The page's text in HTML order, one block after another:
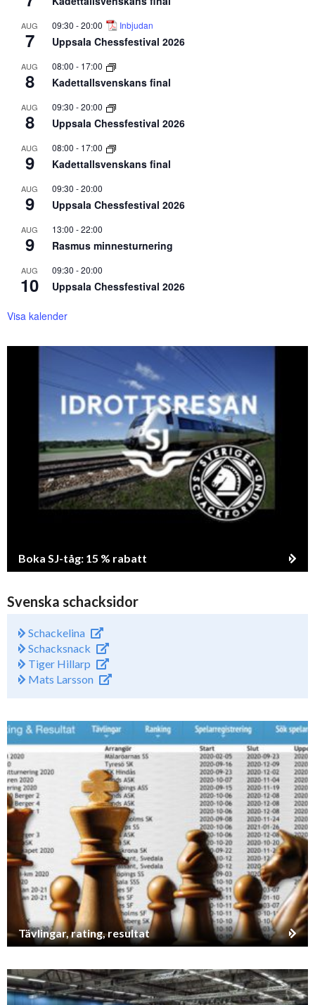
AUG
7
09:30 -20:00 Inbjudan
Uppsala Chessfestival 2026
AUG
8
08:00 - 17:00
Kadettallsvenskans final
AUG
8
09:30 -20:00
Uppsala Chessfestival 2026
AUG
9
08:00 - 17:00
Kadettallsvenskans final
AUG
9
09:30 -20:00
Uppsala Chessfestival 2026
AUG
9
13:00 -22:00
Rasmus minnesturnering
AUG
10
09:30 -20:00
Uppsala Chessfestival 2026
Visa kalender
Boka SJ-tåg: 15 % rabatt
Svenska schacksidor
Schackelina
Schacksnack
Tiger Hillarp
Mats Larsson
Tävlingar, rating, resultat